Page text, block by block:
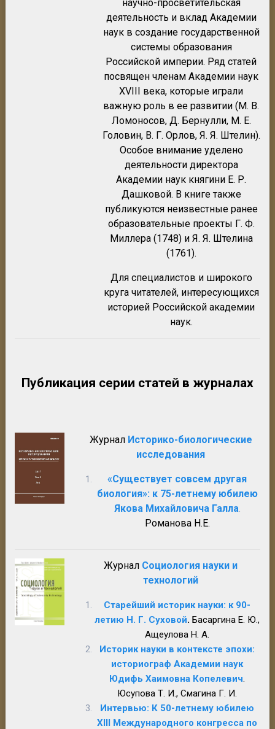
научно-просветительская
деятельность и вклад Академии
наук в создание государственной
системы образования
Российской империи. Ряд статей
посвящен членам Академии наук
XVIII века, которые играли
важную роль в ее развитии (М. В.
Ломоносов, Д. Бернулли, М. Е.
Головин, В. Г. Орлов, Я. Я. Штелин).
Особое внимание уделено
деятельности директора
Академии наук княгини Е. Р.
Дашковой. В книге также
публикуются неизвестные ранее
образовательные проекты Г. Ф.
Миллера (1748) и Я. Я. Штелина
(1761).
Для специалистов и широкого
круга читателей, интересующихся
историей Российской академии
наук.
Публикация серии статей в журналах
Журнал Историко-биологические
исследования
«Существует совсем другая
биология»: к 75-летнему юбилею
Якова Михайловича Галла
Романова Н.Е.
Журнал Социология науки и
технологий
Старейший историк науки: к 90-
летию Н. Г. Суховой. Басаргина Е. Ю.,
Ащеулова Н. А.
Историк науки в контексте эпохи:
историограф Академии наук
Юдифь Хаимовна Копелевич
Юсупова Т. И., Смагина Г. И.
Интервью: К 50-летнему юбилею
XIII Международного конгресса по